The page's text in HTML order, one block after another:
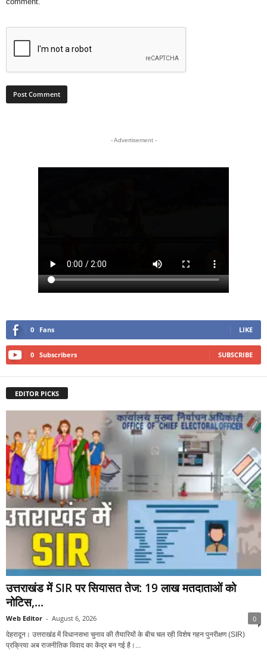
- Advertisement -
0 Fans LIKE
0 Subscribers SUBSCRIBE
EDITOR PICKS
उत्तराखंड में SIR पर सियासत तेज: 19 लाख मतदाताओं को
नोटिस,...
Web Editor - August 6, 2026 0
देहरादून। उत्तराखंड में विधानसभा चुनाव की तैयारियों के बीच चल रही विशेष गहन पुनरीक्षण (SIR)
प्रक्रिया अब राजनीतिक विवाद का केंद्र बन गई है।...